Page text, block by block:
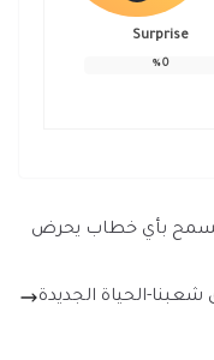
Surprise
0
%
نسمح بأي خطاب يحرض
شعبنا-الحياة الجديدة